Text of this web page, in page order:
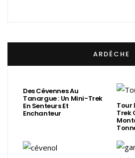
ARDÈCHE
Des Cévennes Au
Tanargue : Un Mini-Trek
En Senteurs Et
Enchanteur
Tour
Trek